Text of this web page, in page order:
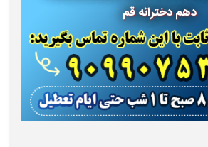
دهم دخترانه قم